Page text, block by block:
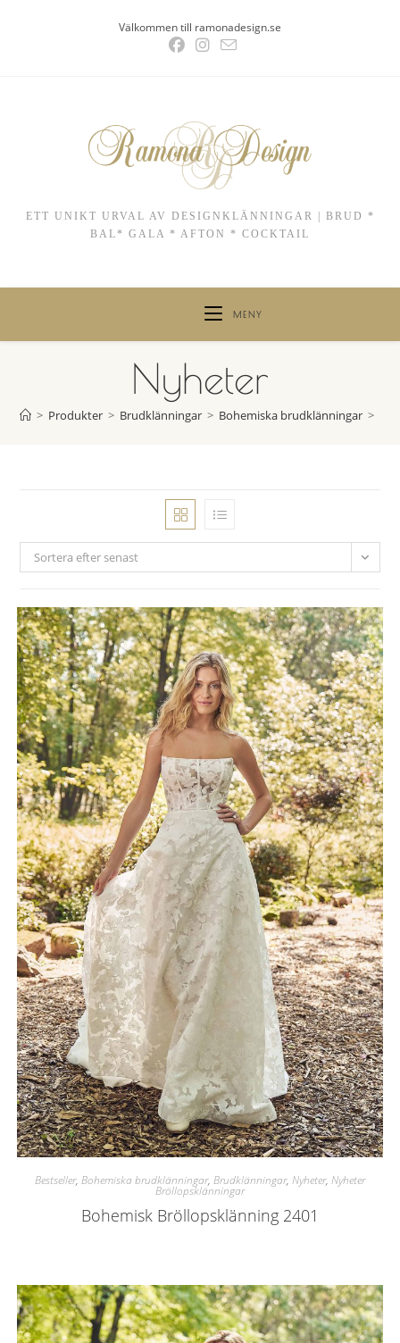
Välkommen till ramonadesign.se
ETT UNIKT URVAL AV DESIGNKLÄNNINGAR | BRUD *
BAL* GALA * AFTON * COCKTAIL
MENY
Nyheter
> Produkter > Brudklänningar > Bohemiska brudklänningar >
Sortera efter senast
Bestseller, Bohemiska brudklänningar, Brudklänningar, Nyheter, Nyheter
Bröllopsklänningar
Bohemisk Bröllopsklänning 2401